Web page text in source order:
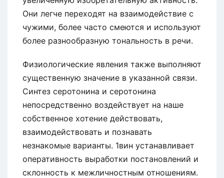
Они легче переходят на взаимодействие с
чужими, более часто смеются и используют
более разнообразную тональность в речи.
Физиологические явления также выполняют
существенную значение в указанной связи.
Синтез серотонина и серотонина
непосредственно воздействует на наше
собственное хотение действовать,
взаимодействовать и познавать
незнакомые варианты. 1вин устанавливает
оперативность выработки постановлений и
склонность к межличностным отношениям.